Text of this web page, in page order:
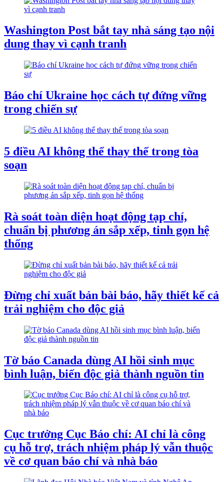
Washington Post bắt tay nhà sáng tạo nội
dung thay vì cạnh tranh
Báo chí Ukraine học cách tự đứng vững
trong chiến sự
5 điều AI không thể thay thế trong tòa
soạn
Rà soát toàn diện hoạt động tạp chí,
chuẩn bị phương án sắp xếp, tinh gọn hệ
thống
Đừng chỉ xuất bản bài báo, hãy thiết kế cả
trải nghiệm cho độc giả
Tờ báo Canada dùng AI hồi sinh mục
bình luận, biến độc giả thành nguồn tin
Cục trưởng Cục Báo chí: AI chỉ là công
cụ hỗ trợ, trách nhiệm pháp lý vẫn thuộc
về cơ quan báo chí và nhà báo